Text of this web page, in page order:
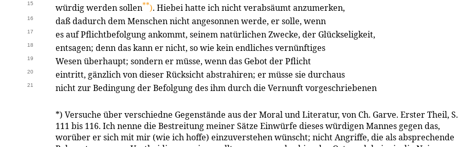
15 würdig werden sollen**). Hiebei hatte ich nicht verabsäumt anzumerken,
16 daß dadurch dem Menschen nicht angesonnen werde, er solle, wenn
17 es auf Pflichtbefolgung ankommt, seinem natürlichen Zwecke, der Glückseligkeit,
18 entsagen; denn das kann er nicht, so wie kein endliches vernünftiges
19 Wesen überhaupt; sondern er müsse, wenn das Gebot der Pflicht
20 eintritt, gänzlich von dieser Rücksicht abstrahiren; er müsse sie durchaus
21 nicht zur Bedingung der Befolgung des ihm durch die Vernunft vorgeschriebenen
*) Versuche über verschiedne Gegenstände aus der Moral und Literatur, von Ch. Garve. Erster Theil, S.
111 bis 116. Ich nenne die Bestreitung meiner Sätze Einwürfe dieses würdigen Mannes gegen das,
worüber er sich mit mir (wie ich hoffe) einzuverstehen wünscht; nicht Angriffe, die als absprechende